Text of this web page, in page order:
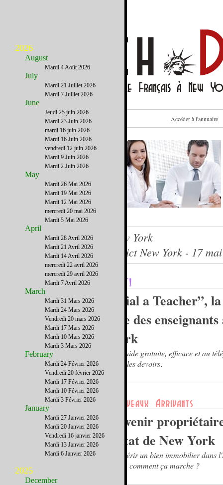
Voir cet email sur le site Accéder à l'annuaire
Devenir Propriétaire à New York
Le journal du French District New York - 17
“Dial a Teacher”,
line des
York
De l'aide gratuite, efficace et au
pour les devoirs.
Devenir
l’état de New York
Acquérir un bien immobilier dans
State, comment ça marche ?
2026
August
Mardi 4 Août 2026
July
Mardi 21 Juillet 2026
Mardi 7 Juillet 2026
June
Jeudi 25 juin 2026
Mardi 23 Juin 2026
mardi 16 juin 2026
Mardi 16 Juin 2026
vendredi 12 juin 2026
Mardi 9 Juin 2026
Mardi 2 Juin 2026
May
Mardi 26 Mai 2026
Mardi 19 Mai 2026
Mardi 12 Mai 2026
mercredi 20 mai 2026
Mardi 5 Mai 2026
April
Mardi 28 Avril 2026
Mardi 21 Avril 2026
Mardi 14 Avril 2026
mercredi 22 avril 2026
mercredi 29 avril 2026
Mardi 7 Avril 2026
March
Mardi 31 Mars 2026
Mardi 24 Mars 2026
Vendredi 20 mars 2026
Mardi 17 Mars 2026
Mardi 10 Mars 2026
Mardi 3 Mars 2026
February
Mardi 24 Février 2026
Vendredi 20 février 2026
Mardi 17 Février 2026
Mardi 10 Février 2026
Mardi 3 Février 2026
January
Mardi 27 Janvier 2026
Mardi 20 Janvier 2026
Vendredi 16 janvier 2026
Mardi 13 Janvier 2026
Mardi 6 Janvier 2026
2025
December